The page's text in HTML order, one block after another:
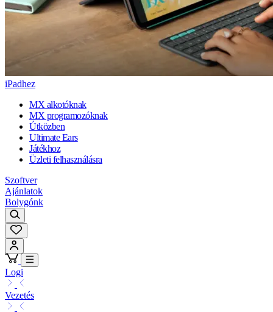
iPadhez
MX alkotóknak
MX programozóknak
Útközben
Ultimate Ears
Játékhoz
Üzleti felhasználásra
Szoftver
Ajánlatok
Bolygónk
Logi
Vezetés